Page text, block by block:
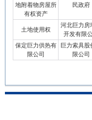
地附着物房屋所
有权资产
民政府
土地使用权
河北巨力房
开发有限
保定巨力供热有
限公司
巨力索具股
限公司